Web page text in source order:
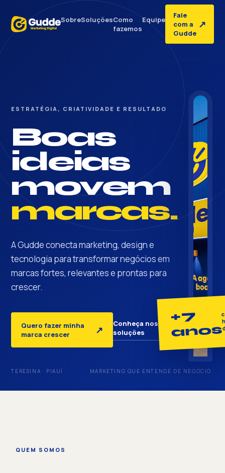
SobreSoluçõesComo
fazemos
Equipe
Fale
com a
Gudde
↗
ESTRATÉGIA, CRIATIVIDADE E RESULTADO
Boas
ideias
movem
marcas.
A Gudde conecta marketing, design e
tecnologia para transformar negócios em
marcas fortes, relevantes e prontas para
crescer.
Quero fazer minha
marca crescer
↗
Conheça nossas
soluções
↓
+7
anos
TERESINA · PIAUÍ MARKETING QUE ENTENDE DE NEGÓCIO.
QUEM SOMOS